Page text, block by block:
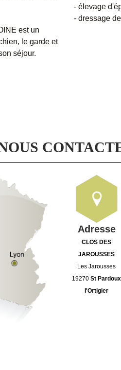
est un
le garde et
séjour.
- élevage
- dressage
Adresse
CLOS DES
JAROUSSES
Les Jarousses
19270St Pardoux
l'Ortigier